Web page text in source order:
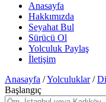
Anasayfa
Hakkımızda
Seyahat Bul
Sürücü Ol
Yolculuk Paylaş
İletişim
Anasayfa /Yolculuklar/
Başlangıç